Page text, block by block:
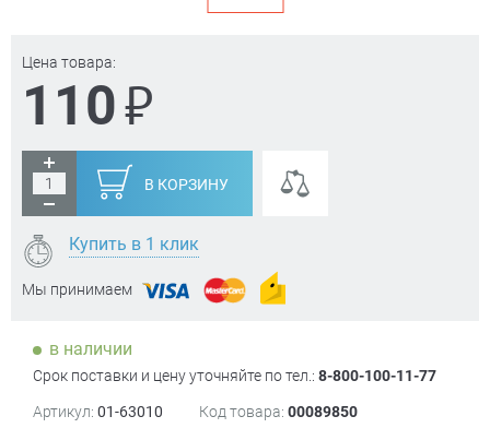
Цена товара:
110₽
В КОРЗИНУ
Купить в 1 клик
Мы принимаем
в наличии
Срок поставки и цену уточняйте по тел.: 8-800-100-11-77
Артикул: 01-63010 Код товара: 00089850